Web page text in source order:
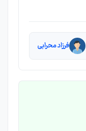
فرزاد محرابی